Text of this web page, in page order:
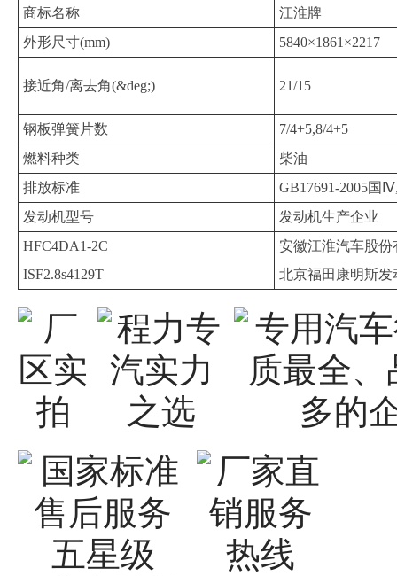
商标名称
江淮牌
外形尺寸(mm)
5840×1861×2217
接近角/离去角(&deg;) 21/15
钢板弹簧片数
7/4+5,8/4+5
燃料种类
柴油
排放标准
GB17691-2005国
发动机型号
发动机生产企业
HFC4DA1-2C
ISF2.8s4129T
安徽江淮汽车股份
北京福田康明斯发